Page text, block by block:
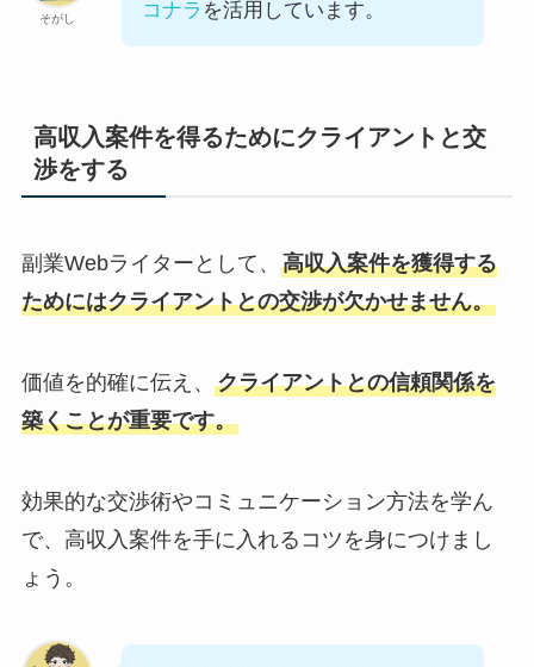
そがし コナラ を活用しています。
高収入案件を得るためにクライアントと交
渉をする
副業Webライターとして、 高収入案件を獲得する
ためにはクライアントとの交渉が欠かせません。
価値を的確に伝え、 クライアントとの信頼関係を
築くことが重要です。
効果的な交渉術やコミュニケーション方法を学ん
で、高収入案件を手に入れるコツを身につけまし
ょう。